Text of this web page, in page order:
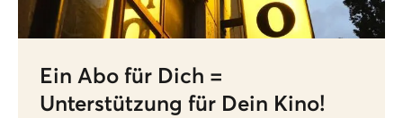
Ein Abo für Dich =
Unterstützung für Dein Kino!